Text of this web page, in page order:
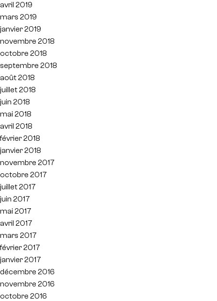
avril 2019
mars 2019
janvier 2019
novembre 2018
octobre 2018
septembre 2018
août 2018
juillet 2018
juin 2018
mai 2018
avril 2018
février 2018
janvier 2018
novembre 2017
octobre 2017
juillet 2017
juin 2017
mai 2017
avril 2017
mars 2017
février 2017
janvier 2017
décembre 2016
novembre 2016
octobre 2016